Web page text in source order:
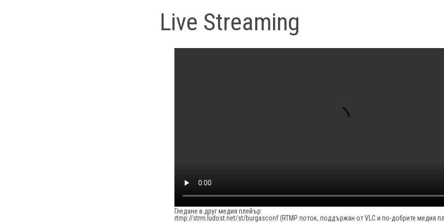
Live Streaming
Гледане в друг медия плейър:
rtmp://strm.ludost.net/st/burgasconf(RTMP поток, поддържан от VLC и по-добрите медия